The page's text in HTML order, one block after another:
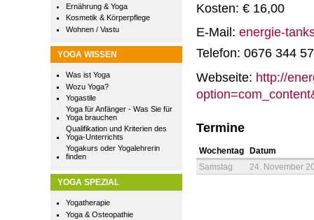
Ernährung & Yoga
Kosmetik & Körperpflege
Wohnen / Vastu
YOGA WISSEN
Was ist Yoga
Wozu Yoga?
Yogastile
Yoga für Anfänger - Was Sie für
Yoga brauchen
Qualifikation und Kriterien des
Yoga-Unterrichts
Yogakurs oder Yogalehrerin
finden
YOGA SPEZIAL
Yogatherapie
Yoga & Osteopathie
Kosten: € 16,00
E-Mail: energie-
Telefon: 0676 344
Webseite: http://
Termine
Wochentag
Datum
Samstag
24. November